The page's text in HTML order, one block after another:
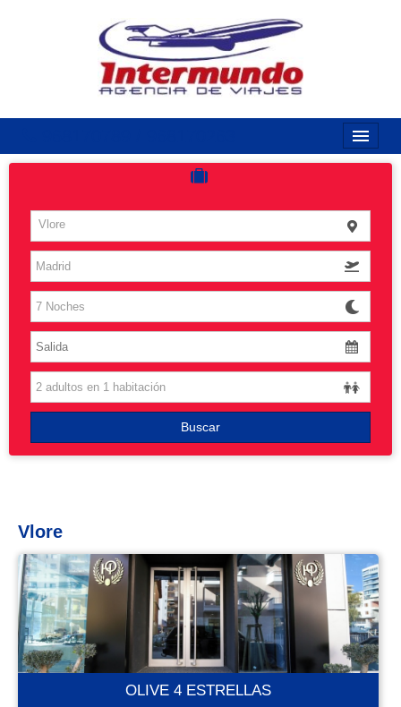
Costas
Vuelos
Islas
Caribe
Grandes Viajes
Vlore
Buscar
Vlore
OLIVE 4 ESTRELLAS